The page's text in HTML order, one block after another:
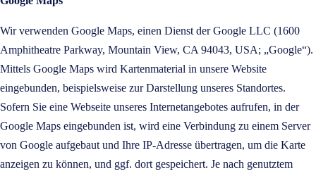
Wir verwenden Google Maps, einen Dienst der Google LLC (1600
Amphitheatre Parkway, Mountain View, CA 94043, USA; „Google“).
Mittels Google Maps wird Kartenmaterial in unsere Website
eingebunden, beispielsweise zur Darstellung unseres Standortes.
Sofern Sie eine Webseite unseres Internetangebotes aufrufen, in der
Google Maps eingebunden ist, wird eine Verbindung zu einem Server
von Google aufgebaut und Ihre IP-Adresse übertragen, um die Karte
anzeigen zu können, und ggf. dort gespeichert. Je nach genutztem